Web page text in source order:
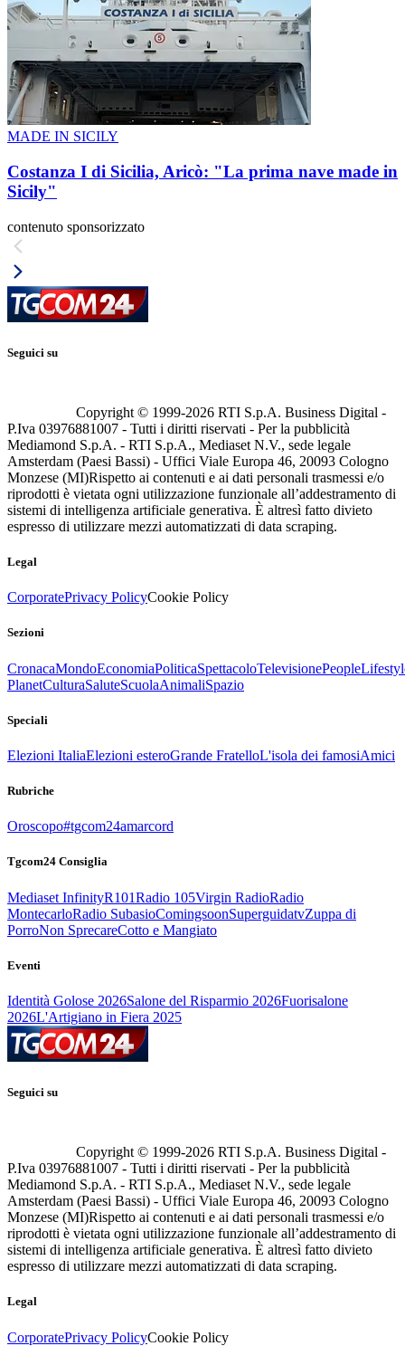
MADE IN SICILY
Costanza I di Sicilia, Aricò: "La prima nave made in
Sicily"
contenuto sponsorizzato
Seguici su
Copyright © 1999-2026 RTI S.p.A. Business Digital -
P.Iva 03976881007 - Tutti i diritti riservati - Per la pubblicità
Mediamond S.p.A. - RTI S.p.A., Mediaset N.V., sede legale
Amsterdam (Paesi Bassi) - Uffici Viale Europa 46, 20093 Cologno
Monzese (MI)Rispetto ai contenuti e ai dati personali trasmessi e/o
riprodotti è vietata ogni utilizzazione funzionale all’addestramento di
sistemi di intelligenza artificiale generativa. È altresì fatto divieto
espresso di utilizzare mezzi automatizzati di data scraping.
Legal
CorporatePrivacy PolicyCookie Policy
Sezioni
CronacaMondoEconomiaPoliticaSpettacoloTelevisionePeople
PlanetCulturaSaluteScuolaAnimaliSpazio
Speciali
Elezioni ItaliaElezioni esteroGrande FratelloL'isola dei famosiAmici
Rubriche
Oroscopo#tgcom24amarcord
Tgcom24 Consiglia
Mediaset InfinityR101Radio 105Virgin RadioRadio
MontecarloRadio SubasioComingsoonSuperguidatvZuppa di
PorroNon SprecareCotto e Mangiato
Eventi
Identità Golose 2026Salone del Risparmio 2026Fuorisalone
2026L'Artigiano in Fiera 2025
Seguici su
Copyright © 1999-2026 RTI S.p.A. Business Digital -
P.Iva 03976881007 - Tutti i diritti riservati - Per la pubblicità
Mediamond S.p.A. - RTI S.p.A., Mediaset N.V., sede legale
Amsterdam (Paesi Bassi) - Uffici Viale Europa 46, 20093 Cologno
Monzese (MI)Rispetto ai contenuti e ai dati personali trasmessi e/o
riprodotti è vietata ogni utilizzazione funzionale all’addestramento di
sistemi di intelligenza artificiale generativa. È altresì fatto divieto
espresso di utilizzare mezzi automatizzati di data scraping.
Legal
CorporatePrivacy PolicyCookie Policy